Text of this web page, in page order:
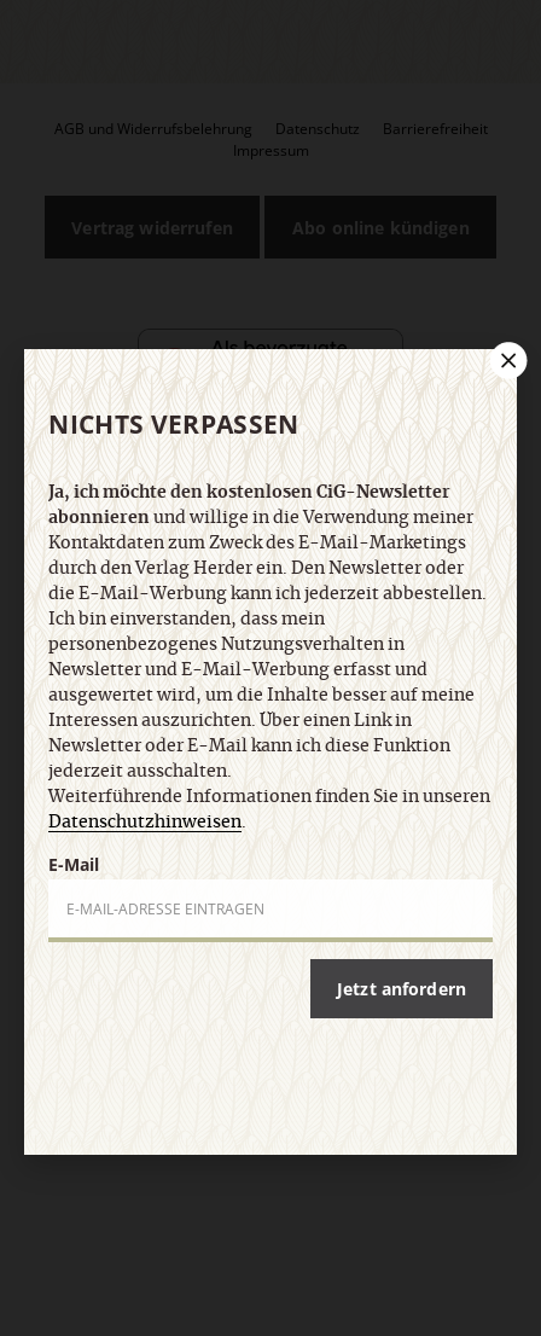
AGB und Widerrufsbelehrung Datenschutz
Barrierefreiheit
Impressum
Vertrag widerrufen Abo online kündigen
Nach oben
NICHTS VERPASSEN
Ja, ich möchte den kostenlosen CiG-Newsletter
abonnierenund willige in die Verwendung meiner
Kontaktdaten zum Zweck des E-Mail-Marketings
durch den Verlag Herder ein. Den Newsletter oder
die E-Mail-Werbung kann ich jederzeit abbestellen.
Ich bin einverstanden, dass mein
personenbezogenes Nutzungsverhalten in
Newsletter und E-Mail-Werbung erfasst und
ausgewertet wird, um die Inhalte besser auf meine
Interessen auszurichten. Über einen Link in
Newsletter oder E-Mail kann ich diese Funktion
jederzeit ausschalten.
Weiterführende Informationen finden Sie in unseren
Datenschutzhinweisen.
E-Mail
Jetzt anfordern